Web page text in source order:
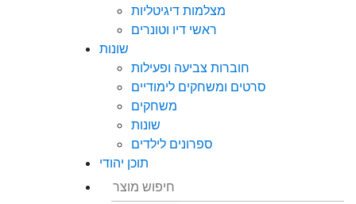
מצלמות דיגיטליות
ראשי דיו וטונרים
שונות
חוברות צביעה ופעילות
סרטים ומשחקים לימודיים
משחקים
שונות
ספרונים לילדים
תוכן יהודי